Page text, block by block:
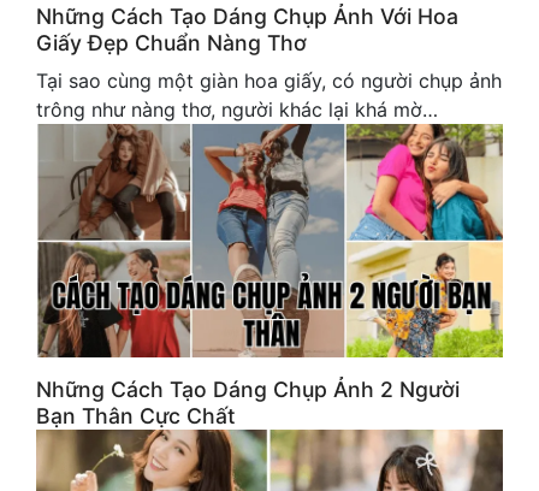
Những Cách Tạo Dáng Chụp Ảnh Với Hoa
Giấy Đẹp Chuẩn Nàng Thơ
Tại sao cùng một giàn hoa giấy, có người chụp ảnh
trông như nàng thơ, người khác lại khá mờ…
Những Cách Tạo Dáng Chụp Ảnh 2 Người
Bạn Thân Cực Chất